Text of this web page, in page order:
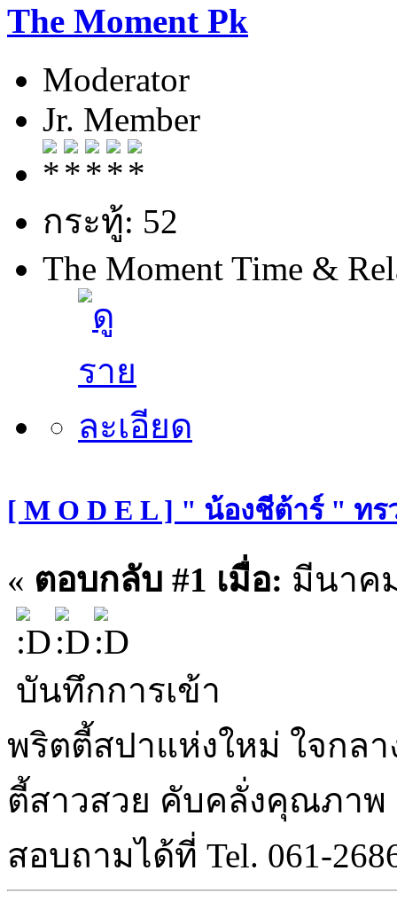
The Moment Pk
Moderator
Jr. Member
กระทู้: 52
The Moment Time &
[ M O D E L ] " น้องชีต้าร์ " ท
« ตอบกลับ #1 เมื่อ: มีนาคม
บันทึกการเข้า
พริตตี้สปาแห่งใหม่ ใจกลา
ตี้สาวสวย คับคลั่งคุณภาพ
สอบถามได้ที่ Tel. 061-